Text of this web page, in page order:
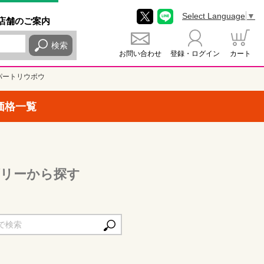
舗のご案内
検索
お問い合わせ 登録・ログイン カート
Select Language ▼
ートリウボウ
格一覧
ーから探す